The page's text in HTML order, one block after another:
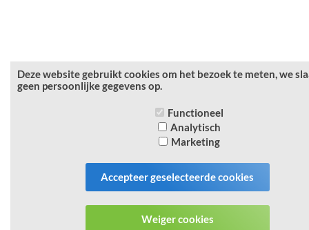
Deze website gebruikt cookies om het bezoek te meten, we
geen persoonlijke gegevens op.
Functioneel
Analytisch
Marketing
Accepteer geselecteerde cookies
Weiger cookies